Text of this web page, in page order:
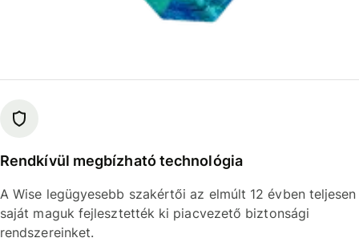
Rendkívül megbízható technológia
A Wise legügyesebb szakértői az elmúlt 12 évben teljesen
saját maguk fejlesztették ki piacvezető biztonsági
rendszereinket.